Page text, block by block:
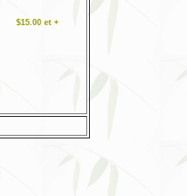
$15.00 et +